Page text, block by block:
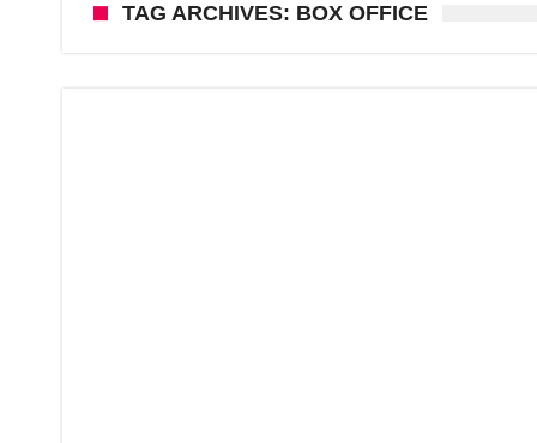
TAG ARCHIVES: BOX OFFICE